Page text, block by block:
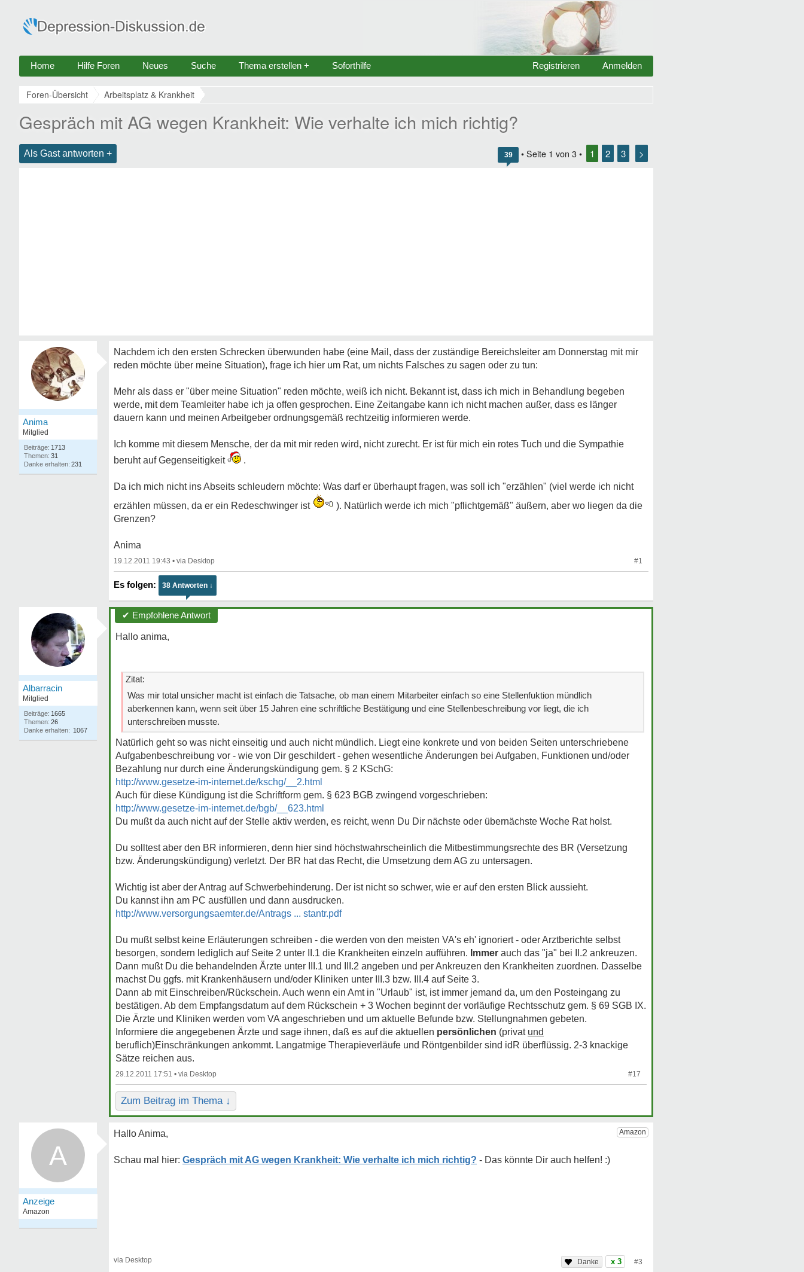
Home Hilfe Foren Neues Suche Thema erstellen + Soforthilfe Anmelden
Registrieren
Foren-Übersicht Arbeitsplatz & Krankheit
Gespräch mit AG wegen Krankheit: Wie verhalte ich mich richtig?
Als Gast antworten + 39 • Seite 1 von 3 • 1 2 3 >
Anima
Mitglied
1713
31
231
Nachdem ich den ersten Schrecken überwunden habe (eine Mail, dass der zuständige Bereichsleiter am Donnerstag mit mir
reden möchte über meine Situation), frage ich hier um Rat, um nichts Falsches zu sagen oder zu tun:
Mehr als dass er "über meine Situation" reden möchte, weiß ich nicht. Bekannt ist, dass ich mich in Behandlung begeben
werde, mit dem Teamleiter habe ich ja offen gesprochen. Eine Zeitangabe kann ich nicht machen außer, dass es länger
dauern kann und meinen Arbeitgeber ordnungsgemäß rechtzeitig informieren werde.
Ich komme mit diesem Mensche, der da mit mir reden wird, nicht zurecht. Er ist für mich ein rotes Tuch und die Sympathie
beruht auf Gegenseitigkeit
.
Da ich mich nicht ins Abseits schleudern möchte: Was darf er überhaupt fragen, was soll ich "erzählen" (viel werde ich nicht
erzählen müssen, da er ein Redeschwinger ist
). Natürlich werde ich mich "pflichtgemäß" äußern, aber wo liegen da die
Grenzen?
Anima
19.12.2011 19:43 • #1
38 Antworten ↓
Albarracin
Mitglied
Beiträge: 1665
Themen: 26
Danke erhalten: 1067
✔ Empfohlene Antwort
Hallo anima,
Zitat:
Was mir total unsicher macht ist einfach die Tatsache, ob man einem Mitarbeiter einfach so eine Stellenfuktion mündlich
aberkennen kann, wenn seit über 15 Jahren eine schriftliche Bestätigung und eine Stellenbeschreibung vor liegt, die ich
unterschreiben musste.
Natürlich geht so was nicht einseitig und auch nicht mündlich. Liegt eine konkrete und von beiden Seiten unterschriebene
Aufgabenbeschreibung vor - wie von Dir geschildert - gehen wesentliche Änderungen bei Aufgaben, Funktionen und/oder
Bezahlung nur durch eine Änderungskündigung gem. § 2 KSchG:
http://www.gesetze-im-internet.de/kschg/__2.html
Auch für diese Kündigung ist die Schriftform gem. § 623 BGB zwingend vorgeschrieben:
http://www.gesetze-im-internet.de/bgb/__623.html
Du mußt da auch nicht auf der Stelle aktiv werden, es reicht, wenn Du Dir nächste oder übernächste Woche Rat holst.
Du solltest aber den BR informieren, denn hier sind höchstwahrscheinlich die Mitbestimmungsrechte des BR (Versetzung
bzw. Änderungskündigung) verletzt. Der BR hat das Recht, die Umsetzung dem AG zu untersagen.
Wichtig ist aber der Antrag auf Schwerbehinderung. Der ist nicht so schwer, wie er auf den ersten Blick aussieht.
Du kannst ihn am PC ausfüllen und dann ausdrucken.
http://www.versorgungsaemter.de/Antrags ... stantr.pdf
Du mußt selbst keine Erläuterungen schreiben - die werden von den meisten VA's eh' ignoriert - oder Arztberichte selbst
besorgen, sondern lediglich auf Seite 2 unter II.1 die Krankheiten einzeln aufführen. Immer auch das "ja" bei II.2 ankreuzen.
Dann mußt Du die behandelnden Ärzte unter III.1 und III.2 angeben und per Ankreuzen den Krankheiten zuordnen. Dasselbe
machst Du ggfs. mit Krankenhäusern und/oder Kliniken unter III.3 bzw. III.4 auf Seite 3.
Dann ab mit Einschreiben/Rückschein. Auch wenn ein Amt in "Urlaub" ist, ist immer jemand da, um den Posteingang zu
bestätigen. Ab dem Empfangsdatum auf dem Rückschein + 3 Wochen beginnt der vorläufige Rechtsschutz gem. § 69 SGB IX.
Die Ärzte und Kliniken werden vom VA angeschrieben und um aktuelle Befunde bzw. Stellungnahmen gebeten.
Informiere die angegebenen Ärzte und sage ihnen, daß es auf die aktuellen persönlichen (privat und
beruflich)Einschränkungen ankommt. Langatmige Therapieverläufe und Röntgenbilder sind idR überflüssig. 2-3 knackige
Sätze reichen aus.
29.12.2011 17:51 • #17
Zum Beitrag im Thema ↓
A
Hallo Anima,
Gespräch mit AG wegen Krankheit: Wie verhalte ich mich richtig?
x 3 #3